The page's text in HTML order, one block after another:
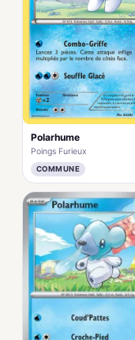
Polarhume
Poings Furieux
COMMUNE